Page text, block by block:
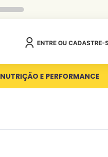
ENTRE OU CADASTRE-
NUTRIÇÃO E PERFORMANCE